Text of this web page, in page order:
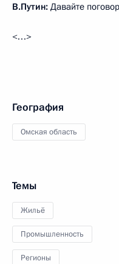
В.Путин: Давайте
<…>
География
Омская область
Темы
Жильё
Промышленность
Регионы